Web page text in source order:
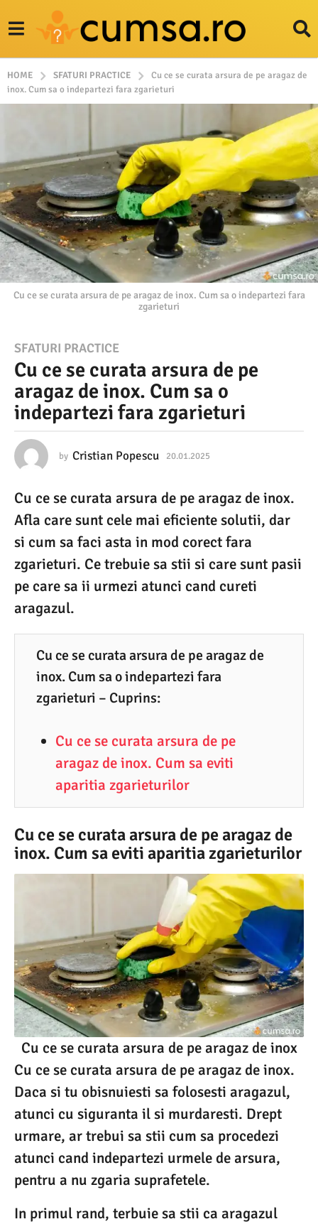
HOME SFATURI PRACTICE
Cu ce se curata arsura de pe aragaz de
inox. Cum sa o indepartezi fara zgarieturi
Cu ce se curata arsura de pe aragaz de inox. Cum sa o indepartezi fara
zgarieturi
2
0
.
0
.
0
2
5
2
0
.
0
SFATURI PRACTICE
Cu ce se curata arsura de pe
aragaz de inox. Cum sa o
indepartezi fara zgarieturi
by Cristian Popescu 20.01.2025
0
.
2
0
2
5
Cu ce se curata arsura de pe aragaz de inox.
Afla care sunt cele mai eficiente solutii, dar
si cum sa faci asta in mod corect fara
zgarieturi. Ce trebuie sa stii si care sunt pasii
pe care sa ii urmezi atunci cand cureti
aragazul.
Cu ce se curata arsura de pe aragaz de
inox. Cum sa o indepartezi fara
zgarieturi – Cuprins:
Cu ce se curata arsura de pe
aragaz de inox. Cum sa eviti
aparitia zgarieturilor
Cu ce se curata arsura de pe aragaz de
inox. Cum sa eviti aparitia zgarieturilor
Cu ce se curata arsura de pe aragaz de inox
Cu ce se curata arsura de pe aragaz de inox.
Daca si tu obisnuiesti sa folosesti aragazul,
atunci cu siguranta il si murdaresti. Drept
urmare, ar trebui sa stii cum sa procedezi
atunci cand indepartezi urmele de arsura,
pentru a nu zgaria suprafetele.
In primul rand, terbuie sa stii ca aragazul